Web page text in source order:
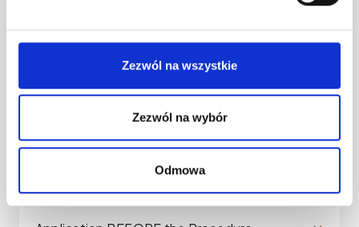
Zezwól na wszystkie
Zezwól na wybór
Odmowa